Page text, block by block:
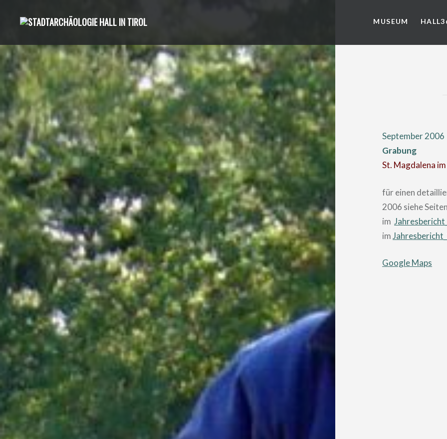
MUSEUM
September 2006
Grabung
St. Magdalena
für einen
2006 siehe
im
im
Google Maps